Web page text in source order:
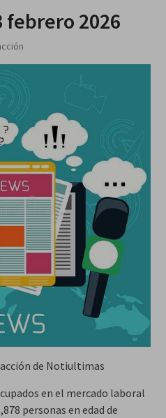
febrero 2026
de Notiultimas
en el mercado laboral
personas en edad de